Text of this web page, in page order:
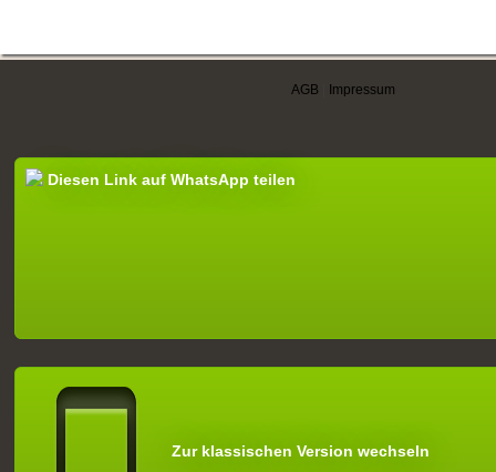
AGB Impressum
Diesen Link auf WhatsApp teilen
Zur klassischen Version wechseln